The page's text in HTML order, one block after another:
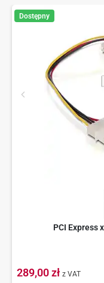
Dostępny
PCI Express
289,00 zł z VAT